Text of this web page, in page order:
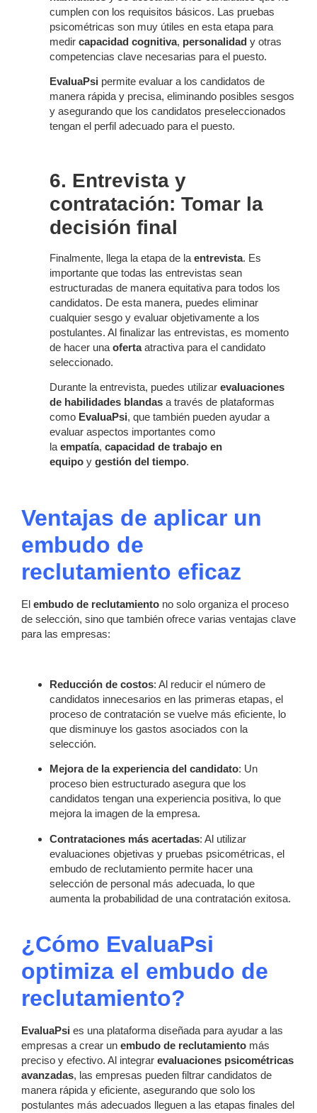
cumplen con los requisitos básicos. Las pruebas
psicométricas son muy útiles en esta etapa para
medir capacidad cognitiva, personalidad y otras
competencias clave necesarias para el puesto.
EvaluaPsi permite evaluar a los candidatos de
manera rápida y precisa, eliminando posibles sesgos
y asegurando que los candidatos preseleccionados
tengan el perfil adecuado para el puesto.
6. Entrevista y
contratación: Tomar la
decisión final
Finalmente, llega la etapa de la entrevista. Es
importante que todas las entrevistas sean
estructuradas de manera equitativa para todos los
candidatos. De esta manera, puedes eliminar
cualquier sesgo y evaluar objetivamente a los
postulantes. Al finalizar las entrevistas, es momento
de hacer una ofertaatractiva para el candidato
seleccionado.
Durante la entrevista, puedes utilizar evaluaciones
de habilidades blandas a través de plataformas
como EvaluaPsi, que también pueden ayudar a
evaluar aspectos importantes como
laempatía, capacidad de trabajo en
equipo y gestión del tiempo.
Ventajas de aplicar un
embudo de
reclutamiento eficaz
El embudo de reclutamiento no solo organiza el proceso
de selección, sino que también ofrece varias ventajas clave
para las empresas:
Reducción de costos: Al reducir el número de
candidatos innecesarios en las primeras etapas, el
proceso de contratación se vuelve más eficiente, lo
que disminuye los gastos asociados con la
selección.
Mejora de la experiencia del candidato: Un
proceso bien estructurado asegura que los
candidatos tengan una experiencia positiva, lo que
mejora la imagen de la empresa.
Contrataciones más acertadas: Al utilizar
evaluaciones objetivas y pruebas psicométricas, el
embudo de reclutamiento permite hacer una
selección de personal más adecuada, lo que
aumenta la probabilidad de una contratación exitosa.
¿Cómo EvaluaPsi
optimiza el embudo de
reclutamiento?
EvaluaPsi es una plataforma diseñada para ayudar a las
empresas a crear un embudo de reclutamiento más
preciso y efectivo. Al integrar evaluaciones psicométricas
avanzadas, las empresas pueden filtrar candidatos de
manera rápida y eficiente, asegurando que solo los
postulantes más adecuados lleguen a las etapas finales del